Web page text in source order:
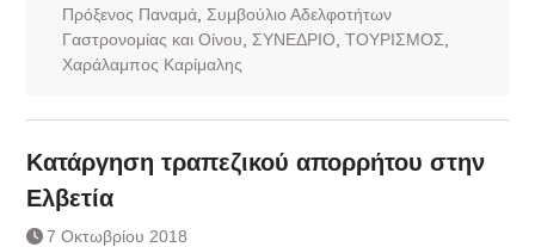
Πρόξενος Παναμά, Συμβούλιο Αδελφοτήτων
Γαστρονομίας και Οίνου
ΣΥΝΕΔΡΙΟ ΤΟΥΡΙΣΜΟΣ
Χαράλαμπος Καρίμαλης
Κατάργηση τραπεζικού απορρήτου στην
Ελβετία
7 Οκτωβρίου 2018